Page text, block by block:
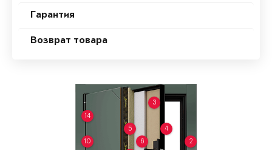
Гарантия
Возврат товара
2
3
4
5
6
10
14